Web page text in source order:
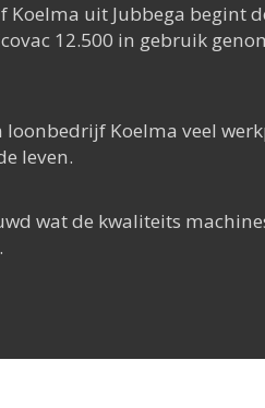
Koelma uit Jubbega begint
12.500 in gebruik
loonbedrijf Koelma veel
leven.
wat de kwaliteits